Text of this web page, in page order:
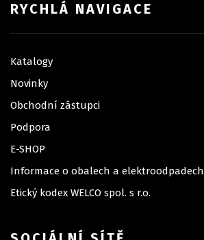
RYCHLÁ NAVIGACE
Katalogy
Novinky
Obchodní zástupci
Podpora
E-SHOP
Informace o obalech a elektroodpadech
Etický kodex WELCO spol. s r.o.